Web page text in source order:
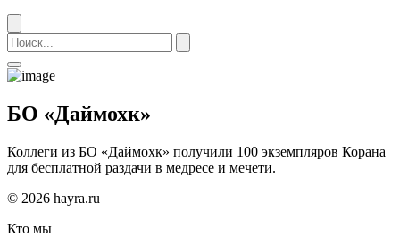
БО «Даймохк»
Коллеги из БО «Даймохк» получили 100 экземпляров Корана
для бесплатной раздачи в медресе и мечети.
© 2026 hayra.ru
Кто мы